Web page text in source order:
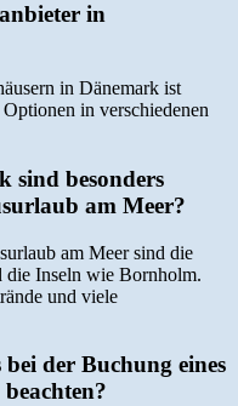
in
in Dänemark ist
in verschiedenen
sind besonders
am Meer?
am Meer sind die
die Inseln wie Bornholm.
und viele
bei der Buchung eines